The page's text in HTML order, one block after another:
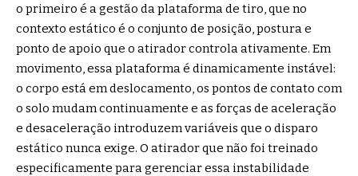
o primeiro é a gestão da plataforma de tiro, que no
contexto estático é o conjunto de posição, postura e
ponto de apoio que o atirador controla ativamente. Em
movimento, essa plataforma é dinamicamente instável:
o corpo está em deslocamento, os pontos de contato com
o solo mudam continuamente e as forças de aceleração
e desaceleração introduzem variáveis que o disparo
estático nunca exige. O atirador que não foi treinado
especificamente para gerenciar essa instabilidade